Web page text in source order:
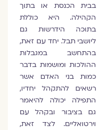
בבית הכנסת או בתוך
הקהילה. היא כוללת
בתוכה הידרשות גם
ליושבי תבל. יחד עם זאת,
בהתחשב במגבלות
ההולכות ומושמות בדבר
כמות בני האדם אשר
רשאים להתקהל יחדיו,
התפילה יכולה להיאמר
גם בציבור ובקהל עם
וירטואליים. לצד זאת,